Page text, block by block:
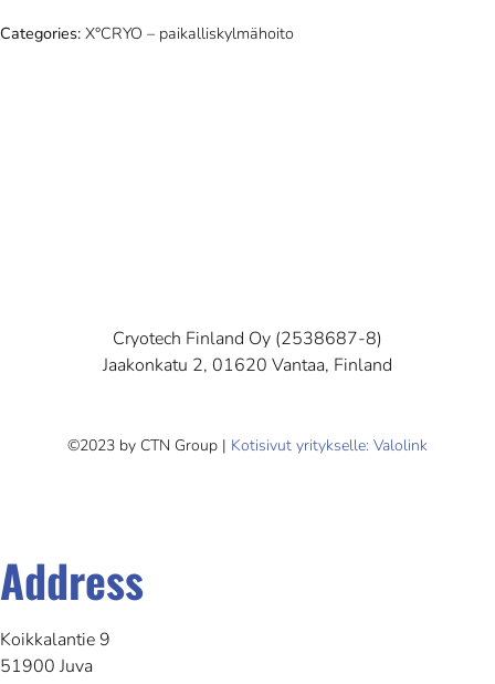
Categories: X°CRYO – paikalliskylmähoito
Cryotech Finland Oy (2538687-8)
Jaakonkatu 2, 01620 Vantaa, Finland
©2023 by CTN Group | Kotisivut yritykselle: Valolink
Address
Koikkalantie 9
51900 Juva